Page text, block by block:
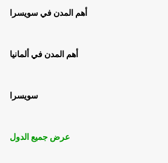
أهم المدن في سويسرا
أهم المدن في ألمانيا
سويسرا
عرض جميع الدول